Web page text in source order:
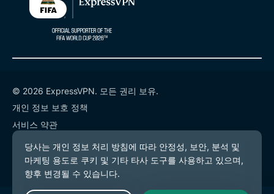
© 2026 ExpressVPN. 모든 권리 보유.
개인 정보 보호 정책
서비스 약관
쿠키 기본 설정